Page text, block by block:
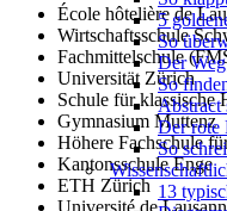
5
So
Der
So
Abstract
Der rote
So
13
École hôtelière de
Wirtschaftsschule
Fachmittelschule
Universität Zürich
Schule für klassische
Gymnasium Muttenz
Höhere Fachschule
Kantonsschule Enge
ETH Zürich
Université de